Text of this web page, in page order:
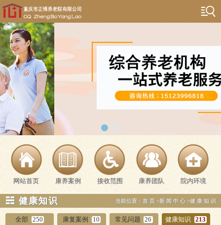
网站首页 康养案例 接收范围 康养团队 院内环境
☵ 健康知识 当前位置： 首页 >新闻中心>健康知识
全部 250 康复案例 10 常见问题 26 健康知识
213